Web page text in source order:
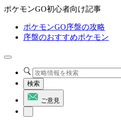
ポケモンGO初心者向け記事
ポケモンGO序盤の攻略
序盤のおすすめポケモン
検索
ご意見